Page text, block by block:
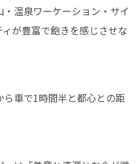
温泉ワーケーション・サイ
が豊富で飽きを感じさせな
車で1時間半と都心との距